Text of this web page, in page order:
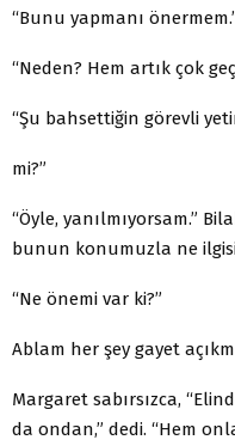
“Bunu yapmanı
“Neden? Hem artık çok
“Şu bahsettiğin görevli
mi?”
“Öyle, yanılmıyorsam.”
bunun konumuzla ne
“Ne önemi var ki?”
Ablam her şey gayet
Margaret sabırsızca,
da ondan,” dedi. “Hem